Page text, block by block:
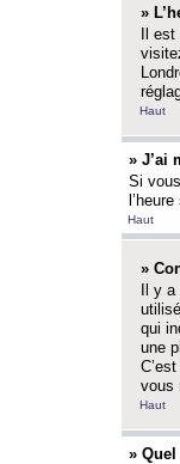
»
Il
Haut
» J’ai
Si
Haut
»
Il y
qui
une
vous
Haut
»